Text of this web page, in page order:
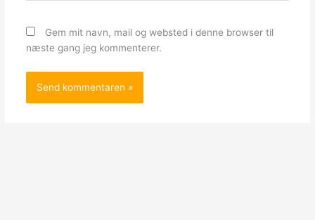
Gem mit navn, mail og websted i denne browser til
næste gang jeg kommenterer.